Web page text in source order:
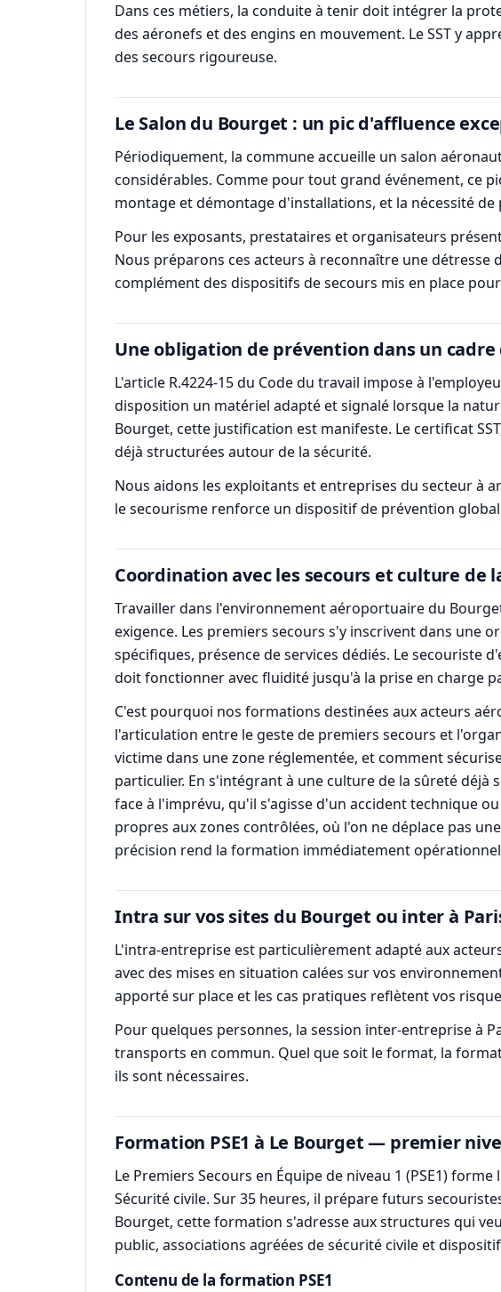
Dans ces métiers, la conduite à tenir doit intégrer la
des aéronefs et des engins en mouvement. Le SST y
des secours rigoureuse.
Le Salon du Bourget : un pic d'affluence
Périodiquement, la commune accueille un salon
considérables. Comme pour tout grand événement, ce
montage et démontage d'installations, et la nécessité
Pour les exposants, prestataires et organisateurs
Nous préparons ces acteurs à reconnaître une
complément des dispositifs de secours mis en place
Une obligation de prévention dans un
L'article R.4224-15 du Code du travail impose à
disposition un matériel adapté et signalé lorsque la
Bourget, cette justification est manifeste. Le certificat
déjà structurées autour de la sécurité.
Nous aidons les exploitants et entreprises du secteur à
le secourisme renforce un dispositif de prévention
Coordination avec les secours et culture de
Travailler dans l'environnement aéroportuaire du
exigence. Les premiers secours s'y inscrivent dans une
spécifiques, présence de services dédiés. Le secouriste
doit fonctionner avec fluidité jusqu'à la prise en charge
C'est pourquoi nos formations destinées aux acteurs
l'articulation entre le geste de premiers secours et
victime dans une zone réglementée, et comment
particulier. En s'intégrant à une culture de la sûreté déjà
face à l'imprévu, qu'il s'agisse d'un accident technique
propres aux zones contrôlées, où l'on ne déplace pas
précision rend la formation immédiatement
Intra sur vos sites du Bourget ou inter à
L'intra-entreprise est particulièrement adapté aux
avec des mises en situation calées sur vos
apporté sur place et les cas pratiques reflètent vos
Pour quelques personnes, la session inter-entreprise à
transports en commun. Quel que soit le format, la
ils sont nécessaires.
Formation PSE1 à Le Bourget — premier
Le Premiers Secours en Équipe de niveau 1 (PSE1) forme
Sécurité civile. Sur 35 heures, il prépare futurs
Bourget, cette formation s'adresse aux structures qui
public, associations agréées de sécurité civile et
Contenu de la formation PSE1